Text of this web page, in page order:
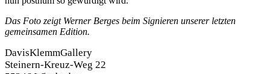
Das Foto zeigt Werner Berges beim Signieren unserer letzten
gemeinsamen Edition.
DavisKlemmGallery
Steinern-Kreuz-Weg 22